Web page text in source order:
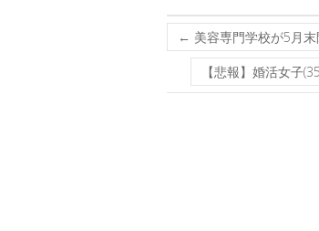
← 美容専門学校が5月
【悲報】婚活女子